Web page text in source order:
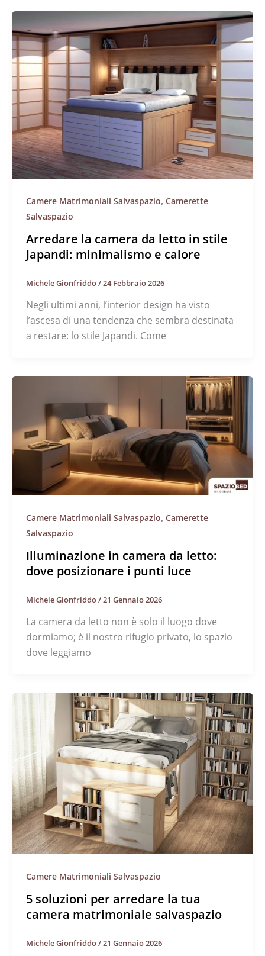
Camere Matrimoniali Salvaspazio, Camerette
Salvaspazio
Arredare la camera da letto in stile
Japandi: minimalismo e calore
Michele Gionfriddo/24 Febbraio 2026
Negli ultimi anni, l’interior design ha visto
l’ascesa di una tendenza che sembra destinata
a restare: lo stile Japandi. Come
Camere Matrimoniali Salvaspazio, Camerette
Salvaspazio
Illuminazione in camera da letto:
dove posizionare i punti luce
Michele Gionfriddo/21 Gennaio 2026
La camera da letto non è solo il luogo dove
dormiamo; è il nostro rifugio privato, lo spazio
dove leggiamo
Camere Matrimoniali Salvaspazio
5 soluzioni per arredare la tua
camera matrimoniale salvaspazio
Michele Gionfriddo/21 Gennaio 2026